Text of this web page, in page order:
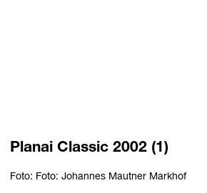
Planai Classic 2002 (1)
Foto: Foto: Johannes Mautner Markhof